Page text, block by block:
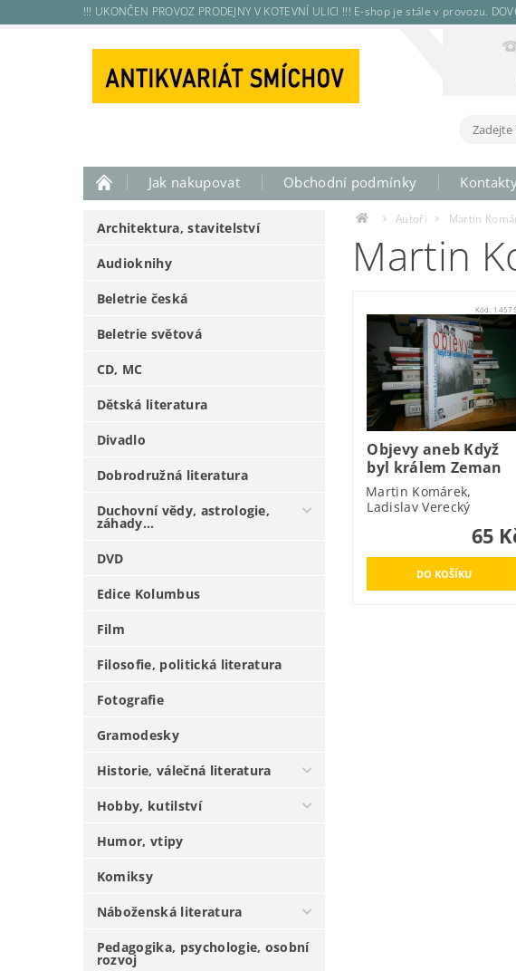
!!! UKONČEN PROVOZ PRODEJNY V KOTEVNÍ ULICI !!! E-shop je stále v provozu.
Jak nakupovat Obchodní podmínky
Architektura, stavitelství
Audioknihy
Beletrie česká
Beletrie světová
CD, MC
Dětská literatura
Divadlo
Dobrodružná literatura
Duchovní vědy, astrologie,
záhady...
DVD
Edice Kolumbus
Film
Filosofie, politická literatura
Fotografie
Gramodesky
Historie, válečná literatura
Hobby, kutilství
Humor, vtipy
Komiksy
Náboženská literatura
Pedagogika, psychologie, osobní
rozvoj
Autoři Martin
Martin
Kód:
Objevy aneb Když
byl králem Zeman
Martin Komárek,
Ladislav Verecký
65